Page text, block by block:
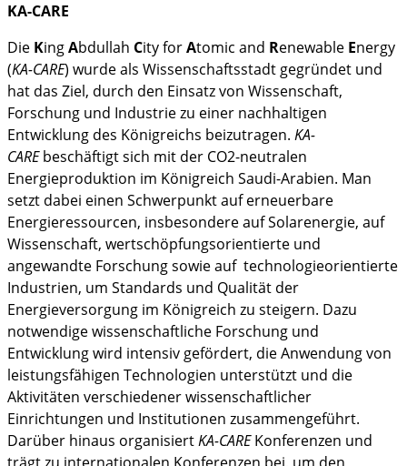
KA-CARE
Die KingAbdullah City forAtomic and Renewable Energy
(KA-CARE) wurde als Wissenschaftsstadt gegründet und
hat das Ziel, durch den Einsatz von Wissenschaft,
Forschung und Industrie zu einer nachhaltigen
Entwicklung des Königreichs beizutragen. KA-
CAREbeschäftigt sich mit der CO2-neutralen
Energieproduktion im Königreich Saudi-Arabien. Man
setzt dabei einen Schwerpunkt auf erneuerbare
Energieressourcen, insbesondere auf Solarenergie, auf
Wissenschaft, wertschöpfungsorientierte und
angewandte Forschung sowie auf technologieorientierte
Industrien, um Standards und Qualität der
Energieversorgung im Königreich zu steigern. Dazu
notwendige wissenschaftliche Forschung und
Entwicklung wird intensiv gefördert, die Anwendung von
leistungsfähigen Technologien unterstützt und die
Aktivitäten verschiedener wissenschaftlicher
Einrichtungen und Institutionen zusammengeführt.
Darüber hinaus organisiertKA-CAREKonferenzen und